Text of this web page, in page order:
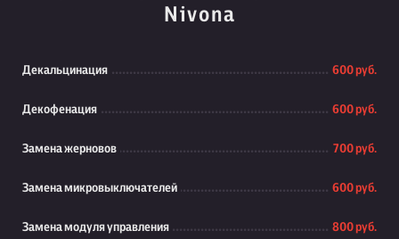
Nivona
Декальцинация 600 руб.
Декофенация 600 руб.
Замена жерновов 700 руб.
Замена микровыключателей 600 руб.
Замена модуля управления 800 руб.